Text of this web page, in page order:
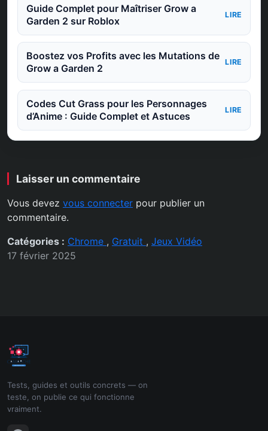
Guide Complet pour Maîtriser Grow a
Garden 2 sur Roblox
LIRE
Boostez vos Profits avec les Mutations de
Grow a Garden 2
LIRE
Codes Cut Grass pour les Personnages
d’Anime : Guide Complet et Astuces
LIRE
Laisser un commentaire
Vous devez vous connecter pour publier un
commentaire.
Catégories : Chrome , Gratuit , Jeux Vidéo
17 février 2025
Tests, guides et outils concrets — on
teste, on publie ce qui fonctionne
vraiment.